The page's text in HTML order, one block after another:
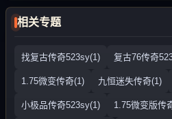
相关专题
找复古传奇523sy(1) 复古76传奇
1.75微变传奇(1) 九恒迷失传奇(1)
小极品传奇523sy(1) 1.75微变版传